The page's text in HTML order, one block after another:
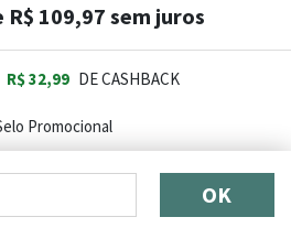
R$ 109,97 sem juros
R$ 32,99 DE CASHBACK
OK